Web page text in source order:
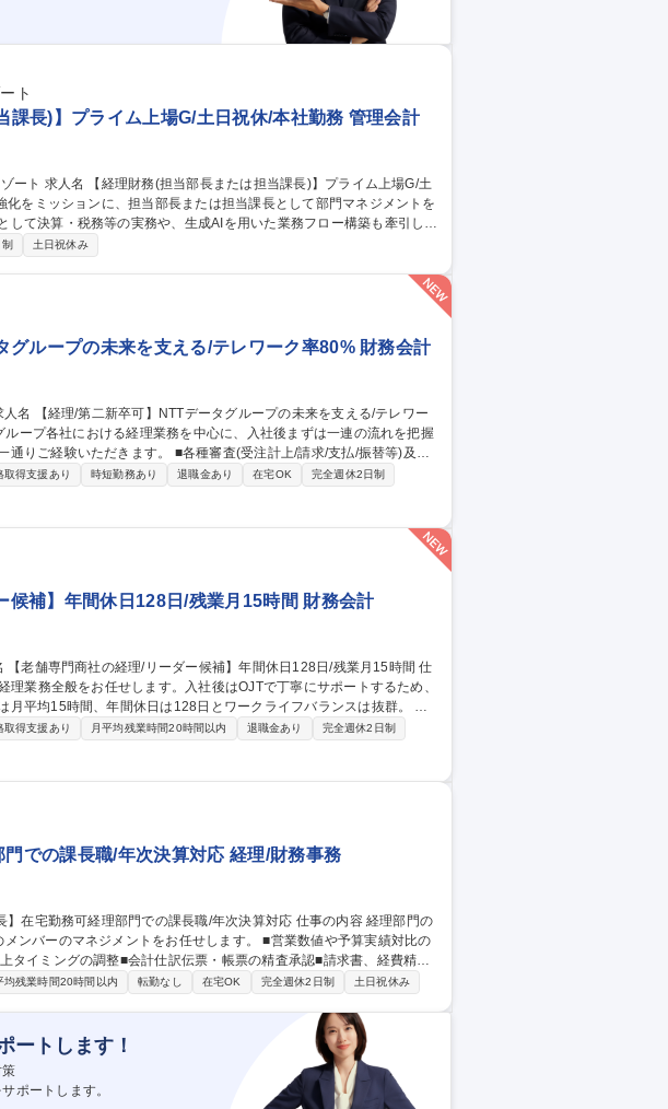
ト
課長)】プライム上場G/土日祝休/本社勤務 管理会計
イム上場G/土
して決算・税務等の実務や、生成AIを用いた業務フロー構築も牽引して
（顧問税理士調整、申告書作成、調査対応）■会計監査対応（監査資料
職種 【経理財務(担当部長または担当課
土日祝休み
グループの未来を支える/テレワーク率80% 財務会計
■各種審査(受注計上/請求/支払/振替等)及び
務 ■月次/四半期/年次決算締め、決算報告関連業務 ■年度末計算書類作
の問い合わせ対応、助言指導 ■会計、SOX監査対応 ■経理プロセスの
アル等の整備更新) 募集職種 【経理/第二新卒可】NT
ク率80％
取得支援あり 時短勤務あり 退職金あり 在宅OK
完全週休2日制
候補】年間休日128日/残業月15時間 財務会計
業務全般をお任せします。入社後はOJTで丁寧にサポートするため、
平均15時間、年間休日は128日とワークライフバランスは抜群。 将
築ける環境です。本社経理部にて、以下のような業務を幅広くお任せ
） ■入出金管理や日常の仕訳業務 ■月次・年次決算業務 【入社後の流
業務フローを習得していただきます。その後はご自身の経験に合わせ
ます。 募集職種 【老舗専門商社の経理/リーダー候補】年間休日128日/残業月15時間
取得支援あり 月平均残業時間20時間以内 退職金あり
完全週休2日制
門での課長職/年次決算対応 経理/財務事務
ジメントをお任せします。 ■営業数値や予算実績対比の
タイミングの調整■会計仕訳伝票・帳票の精査承認■請求書、経費精
年次決算（子会社含む） ■税務申告（顧問税理士対応含む）■親会社
均残業時間20時間以内 転勤なし 在宅OK 完全週休2日制 土日祝休み
ートします！
ポートします。